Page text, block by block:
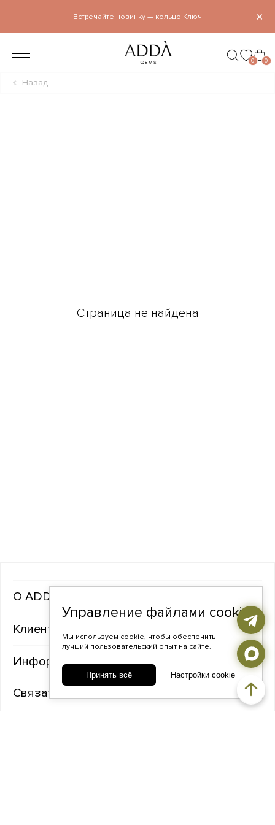
×
Встречайте новинку — кольцо Ключ
0 0
Назад
Страница не найдена
ADDA gems
Клиентам
Информация
Связаться с нами
Управление файлами cookie
Мы используем cookie, чтобы обеспечить
лучший пользовательский опыт на сайте.
Принять всё Настройки cookie